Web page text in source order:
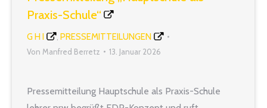
Praxis-Schule“
G H I PRESSEMITTEILUNGEN
Von Manfred Berretz 13. Januar 2026
Pressemitteilung Hauptschule als Praxis-Schule